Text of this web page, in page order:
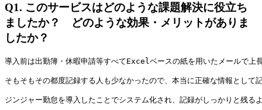
Q1. このサービスはどのような課題解決に役立ち
ましたか？ どのような効果・メリットがありま
したか？
導入前は出勤簿・休暇申請等すべてExcelベースの紙を用いたメールで上
そもそもその都度記録する人も少なかったので、本当に正確な情報として
ジンジャー勤怠を導入したことでシステム化され、記録がしっかりと残